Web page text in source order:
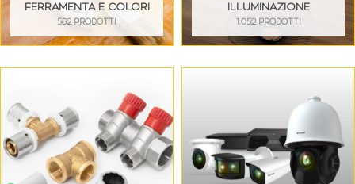
FERRAMENTA E COLORI
562 PRODOTTI
ILLUMINAZIONE
1.052 PRODOTTI